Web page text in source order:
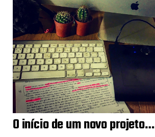
O início de um novo projeto…